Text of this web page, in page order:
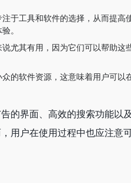
于工具和软件的选择，从而提高
。
尤其有用，因为它们可以帮助这
的软件资源，这意味着用户可以
的界面、高效的搜索功能以
用户在使用过程中也应注意